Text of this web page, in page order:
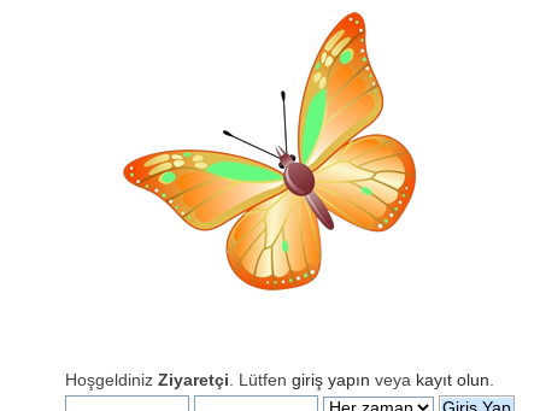
Hoşgeldiniz Ziyaretçi . Lütfen giriş yapın veya kayıt olun